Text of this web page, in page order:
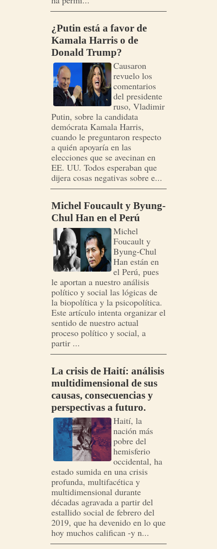
¿Putin está a favor de
Kamala Harris o de
Donald Trump?
Causaron
revuelo los
comentarios
del presidente
ruso, Vladimir
Putin, sobre la candidata
demócrata Kamala Harris,
cuando le preguntaron respecto
a quién apoyaría en las
elecciones que se avecinan en
EE. UU. Todos esperaban que
dijera cosas negativas sobre e...
Michel Foucault y Byung-
Chul Han en el Perú
Michel
Foucault y
Byung-Chul
Han están en
el Perú, pues
le aportan a nuestro análisis
político y social las lógicas de
la biopolítica y la psicopolítica.
Este artículo intenta organizar el
sentido de nuestro actual
proceso político y social, a
partir ...
La crisis de Haití: análisis
multidimensional de sus
causas, consecuencias y
perspectivas a futuro.
Haití, la
nación más
pobre del
hemisferio
occidental, ha
estado sumida en una crisis
profunda, multifacética y
multidimensional durante
décadas agravada a partir del
estallido social de febrero del
2019, que ha devenido en lo que
hoy muchos califican -y n...